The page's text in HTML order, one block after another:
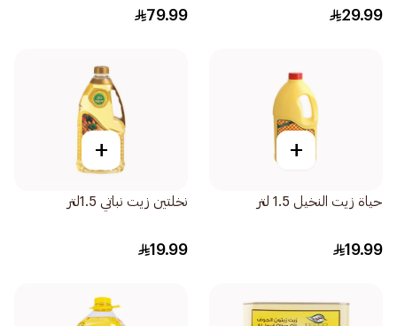
29.99
79.99
+
حياة زيت النخيل 1.5 لتر
19.99
+
نخلتين زيت نباتي 1.5لتر
19.99